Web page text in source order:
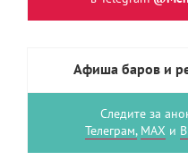
Афиша баров и
Следите за
Телеграм, MAX и